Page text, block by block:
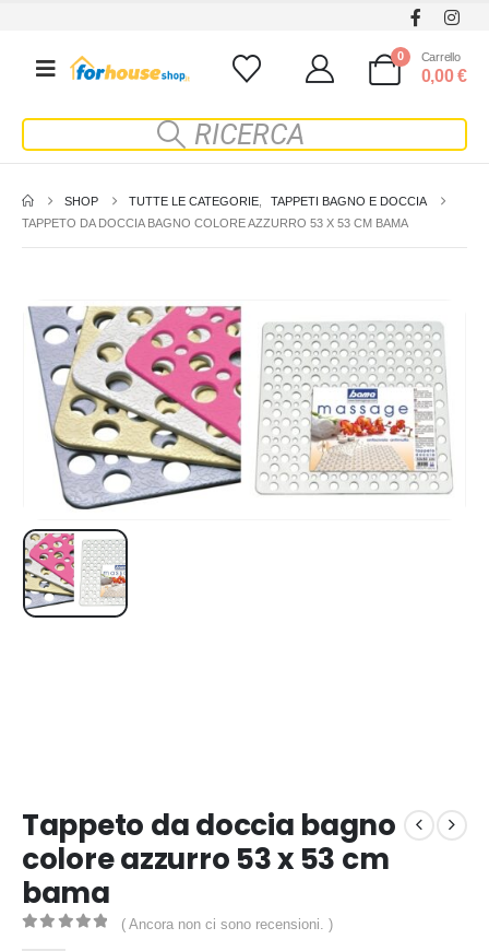
0 Carrello
0,00€
SHOP TUTTE LE CATEGORIE,
TAPPETI BAGNO E DOCCIA
TAPPETO DA DOCCIA BAGNO COLORE AZZURRO 53 X 53 CM BAMA
Tappeto da doccia bagno
colore azzurro 53 x 53 cm
bama
( Ancora non ci sono recensioni. )